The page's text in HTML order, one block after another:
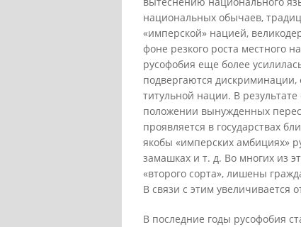
национальных обычаев,
«имперской» нацией,
фоне резкого роста местного
русофобия еще более
подвергаются
титульной нации. В
положении вынужденных
проявляется в государствах
якобы «имперских амбициях»
замашках и т. д. Во многих из
«второго сорта», лишены
В связи с этим увеличивается
В последние годы русофобия